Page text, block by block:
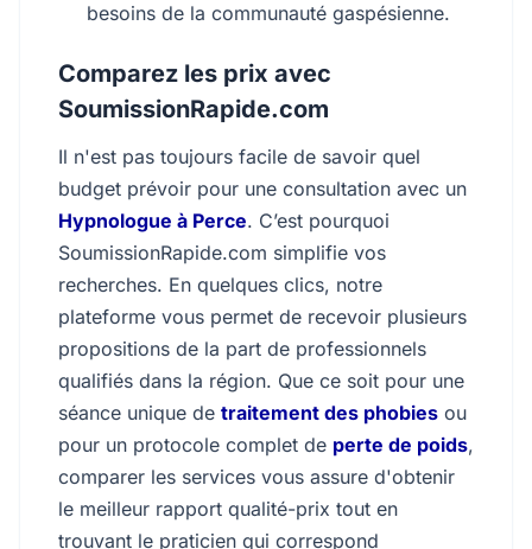
besoins de la communauté gaspésienne.
Comparez les prix avec
SoumissionRapide.com
Il n'est pas toujours facile de savoir quel
budget prévoir pour une consultation avec un
Hypnologue à Perce. C’est pourquoi
SoumissionRapide.com simplifie vos
recherches. En quelques clics, notre
plateforme vous permet de recevoir plusieurs
propositions de la part de professionnels
qualifiés dans la région. Que ce soit pour une
séance unique de traitement des phobies ou
pour un protocole complet de perte de poids,
comparer les services vous assure d'obtenir
le meilleur rapport qualité-prix tout en
trouvant le praticien qui correspond